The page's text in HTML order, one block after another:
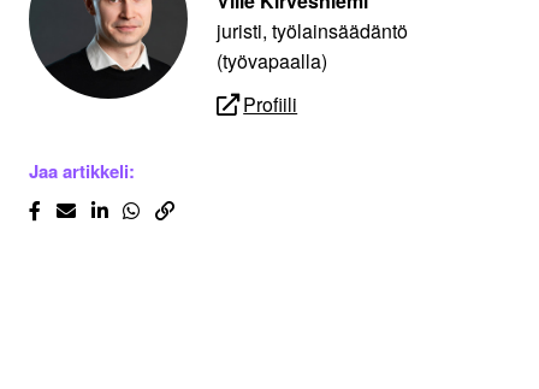
juristi, työlainsäädäntö
(työvapaalla)
Profiili
Jaa artikkeli: